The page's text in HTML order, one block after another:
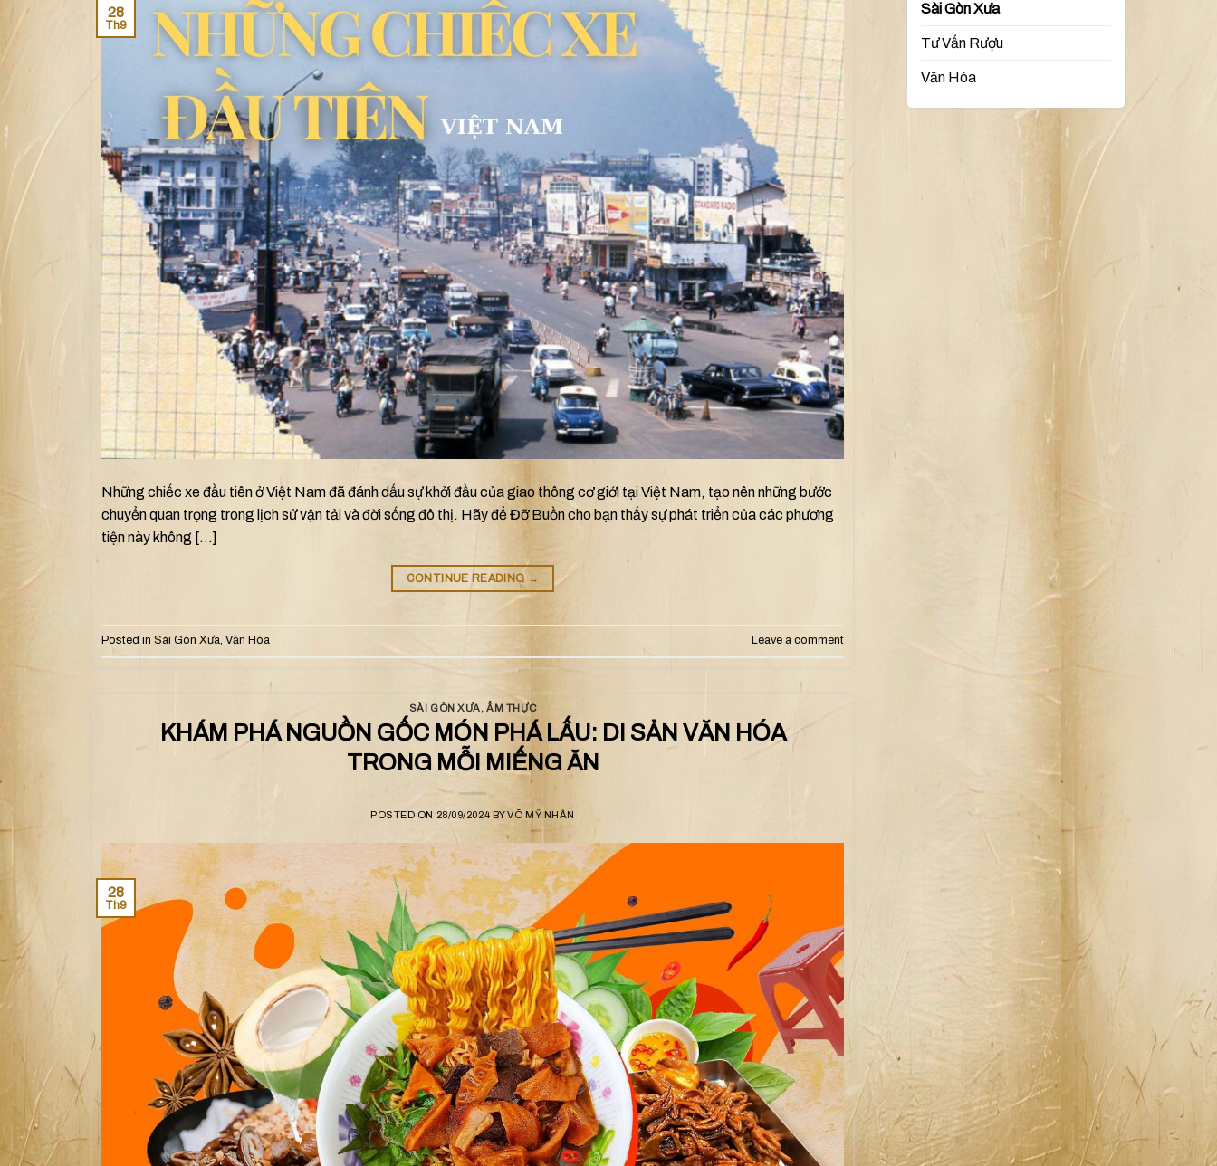
28
Th9
Những chiếc xe đầu tiên ở Việt Nam đã đánh dấu sự khởi đầu của giao thông cơ giới tại Việt Nam, tạo nên những bước
chuyển quan trọng trong lịch sử vận tải và đời sống đô thị. Hãy để Đỡ Buồn cho bạn thấy sự phát triển của các phương
tiện này không […]
CONTINUE READING →
Posted in Sài Gòn Xưa, Văn Hóa Leave a comment
SÀI GÒN XƯA,ẨM THỰC
KHÁM PHÁ NGUỒN GỐC MÓN PHÁ LẤU: DI SẢN VĂN HÓA
TRONG MỖI MIẾNG ĂN
POSTED ON 28/09/2024 BYVÕ MỸ NHÂN
28
Th9
Sài Gòn Xưa
Tư Vấn Rượu
Văn Hóa